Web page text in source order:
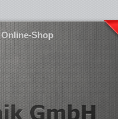
Online-Shop